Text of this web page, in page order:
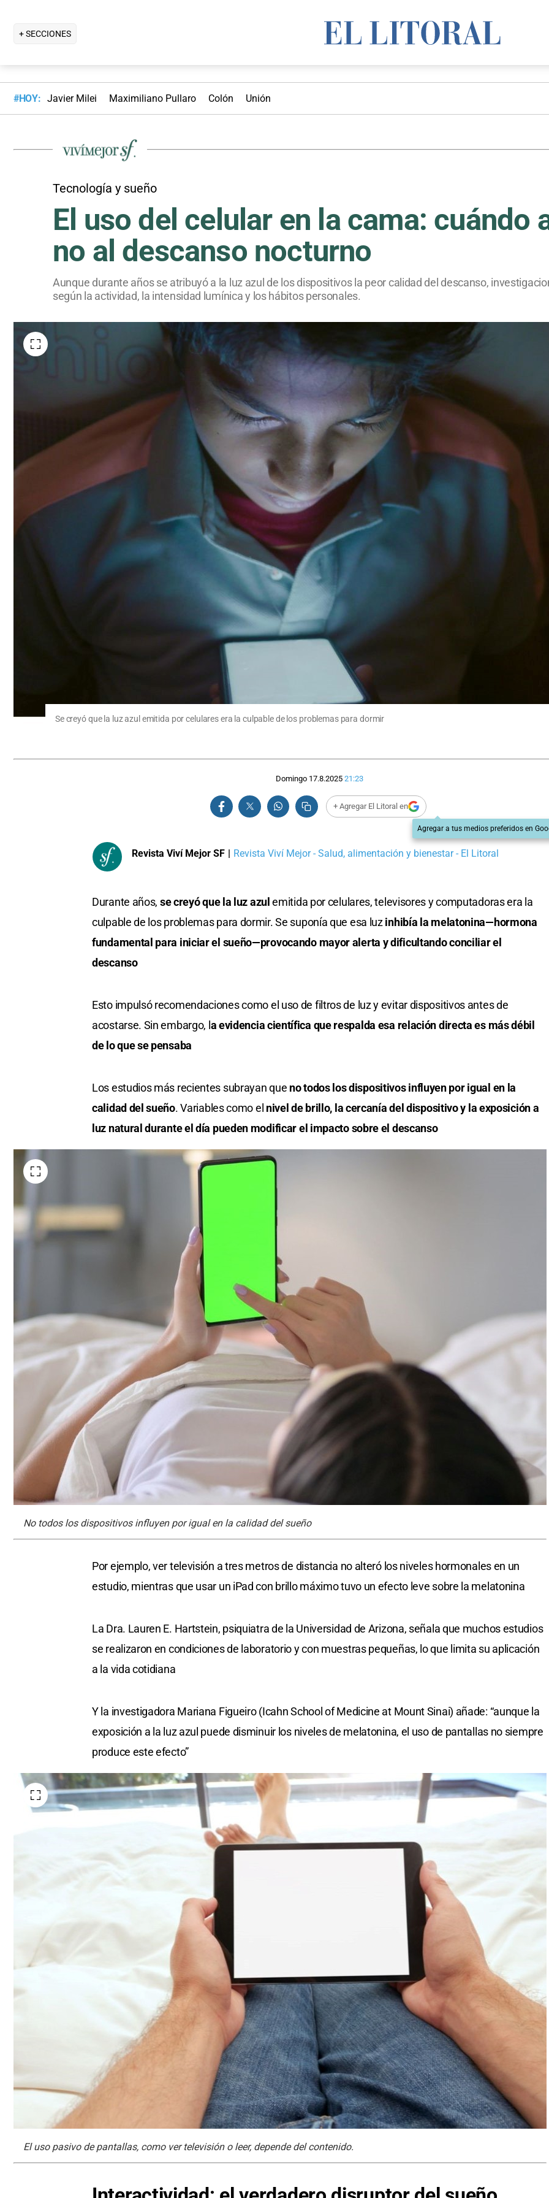
+ SECCIONES
#HOY: Javier Milei Maximiliano Pullaro Colón Unión
Tecnología y sueño
El uso del celular en la cama: cuándo
no al descanso nocturno
Aunque durante años se atribuyó a la luz azul de los dispositivos la peor calidad del descanso,
según la actividad, la intensidad lumínica y los hábitos personales.
Se creyó que la luz azul emitida por celulares era la culpable de los problemas para dormir
Domingo 17.8.2025 21:23
+ Agregar El Litoral en
Agregar a tus medios preferidos en
Revista Viví Mejor SF | Revista Viví Mejor - Salud, alimentación y bienestar - El Litoral
Durante años, se creyó que la luz azulemitida por celulares, televisores y computadoras era la
culpable de los problemas para dormir. Se suponía que esa luzinhibía la melatonina—hormona
fundamental para iniciar el sueño—provocando mayor alerta y dificultando conciliar el
descanso
Esto impulsó recomendaciones como el uso de filtros de luz y evitar dispositivos antes de
acostarse. Sin embargo, l a evidencia científica que respalda esa relación directa es más débil
de lo que se pensaba
Los estudios más recientes subrayan que no todos los dispositivos influyen por igual en la
calidad del sueño. Variables como el nivel de brillo, la cercanía del dispositivo y la exposición a
luz natural durante el día pueden modificar el impacto sobre el descanso
No todos los dispositivos influyen por igual en la calidad del sueño
Por ejemplo, ver televisión a tres metros de distancia no alteró los niveles hormonales en un
estudio, mientras que usar un iPad con brillo máximo tuvo un efecto leve sobre la melatonina
La Dra. Lauren E. Hartstein, psiquiatra de la Universidad de Arizona, señala que muchos estudios
se realizaron en condiciones de laboratorio y con muestras pequeñas, lo que limita su aplicación
a la vida cotidiana
Y la investigadora Mariana Figueiro (Icahn School of Medicine at Mount Sinai) añade: “aunque la
exposición a la luz azul puede disminuir los niveles de melatonina, el uso de pantallas no siempre
produce este efecto”
El uso pasivo de pantallas, como ver televisión o leer, depende del contenido.